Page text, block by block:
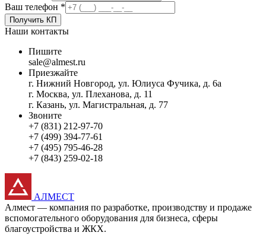
Ваш телефон *
Получить КП
Наши контакты
Пишите
sale@almest.ru
Приезжайте
г. Нижний Новгород, ул. Юлиуса Фучика, д. 6а
г. Москва, ул. Плеханова, д. 11
г. Казань, ул. Магистральная, д. 77
Звоните
+7 (831) 212-97-70
+7 (499) 394-77-61
+7 (495) 795-46-28
+7 (843) 259-02-18
АЛМЕСТ
Алмест — компания по разработке, производству и продаже
вспомогательного оборудования для бизнеса, сферы
благоустройства и ЖКХ.